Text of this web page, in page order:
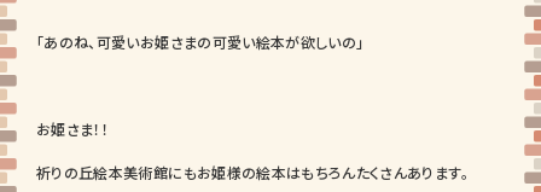
「あのね、可愛いお姫さまの可愛い絵本が欲しいの」
お姫さま！！
祈りの丘絵本美術館にもお姫様の絵本はもちろんたくさんあります。